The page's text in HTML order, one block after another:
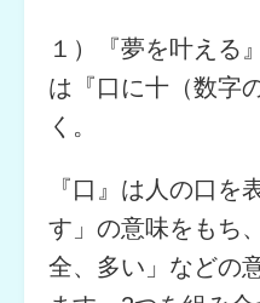
１）『夢を叶える
は『口に十（数字
く。
『口』は人の口を
す」の意味をもち
全、多い」などの